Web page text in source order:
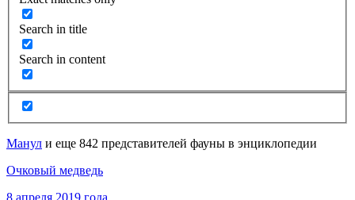
Search in title
Search in content
Манул и еще 842 представителей фауны в энциклопедии
Очковый медведь
8 апреля 2019 года